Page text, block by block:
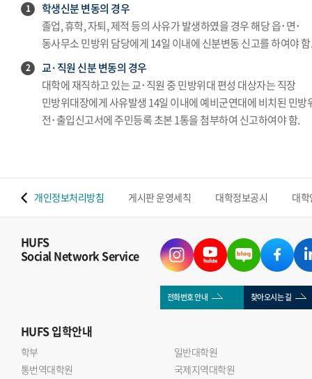
1
학생신분 변동의 경우
졸업, 휴학, 자퇴, 제적 등의 사유가 발생하였을 경우 해당 읍･면･
동사무소 민방위 담당에게 14일 이내에 신분변동 신고를 하여야
2
교·직원 신분 변동의 경우
대학에 재직하고 있는 교･직원 중 민방위대 편성 대상자는 직장
민방위대장에게 사유발생 14일 이내에 예비군연대에 비치된 민방
전･출입신고서에 주민등록 초본 1통을 첨부하여 신고하여야 함.
개인정보처리방침 게시판 운영세칙 대학정보공시 대
HUFS
Social Network Service
전화번호 안내 찾아오시는 길
HUFS입학안내
학부
일반대학원
통번역대학원
국제지역대학원